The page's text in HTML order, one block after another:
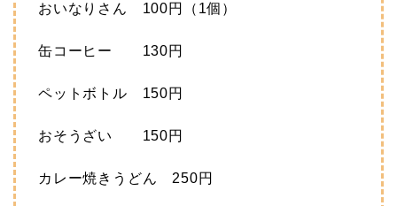
おいなりさん 100円（1個）
缶コーヒー 130円
ペットボトル 150円
おそうざい 150円
カレー焼きうどん 250円